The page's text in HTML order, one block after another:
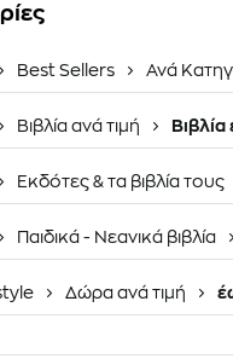
Best Sellers Ανά
Βιβλία ανά τιμή
Εκδότες & τα βιβλία τους
Παιδικά - Νεανικά βιβλία
Δώρα ανά τιμή